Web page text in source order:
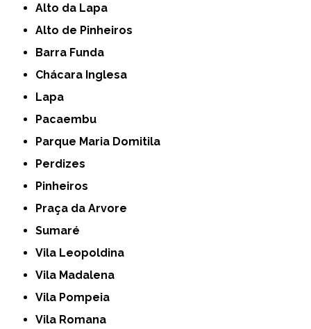
Alto da Lapa
Alto de Pinheiros
Barra Funda
Chácara Inglesa
Lapa
Pacaembu
Parque Maria Domitila
Perdizes
Pinheiros
Praça da Arvore
Sumaré
Vila Leopoldina
Vila Madalena
Vila Pompeia
Vila Romana